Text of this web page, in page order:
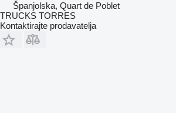
Španjolska, Quart de Poblet
TRUCKS TORRES
Kontaktirajte prodavatelja